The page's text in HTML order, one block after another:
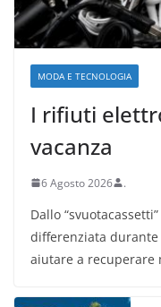
MODA E TECNOLOGIA
I rifiuti
vacanza
6 Agosto 2026 .
Dallo
differenziata durante
aiutare a recuperare